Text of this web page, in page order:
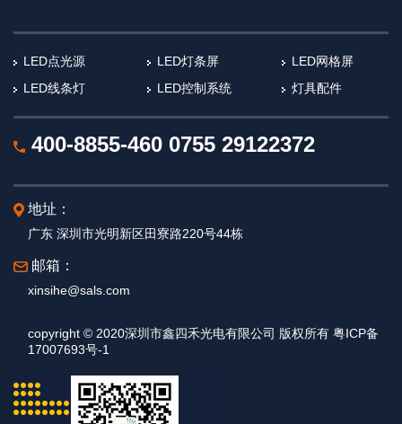
LED点光源 LED灯条屏
LED网格屏
LED线条灯
LED控制系统 灯具配件
400-8855-460 0755 29122372
地址：
广东 深圳市光明新区田寮路220号44栋
邮箱：
xinsihe@sals.com
copyright © 2020深圳市鑫四禾光电有限公司 版权所有 粤ICP备
17007693号-1